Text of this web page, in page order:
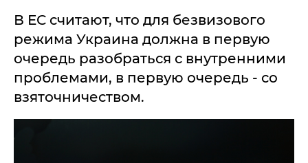
В ЕС считают, что для безвизового
режима Украина должна в первую
очередь разобраться с внутренними
проблемами, в первую очередь - со
взяточничеством.